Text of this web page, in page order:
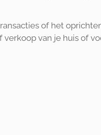
of het
van je huis of